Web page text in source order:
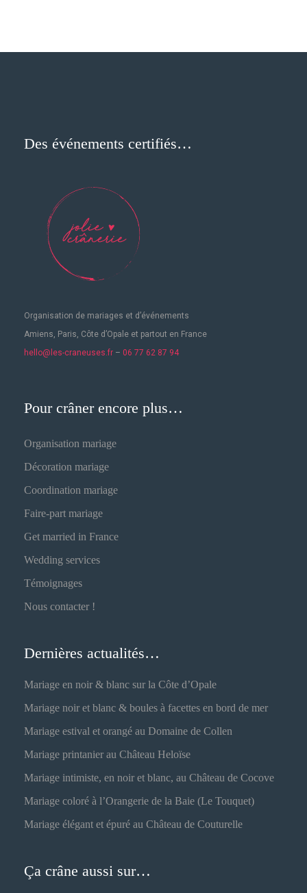
Des événements certifiés…
Organisation de mariages et d’événements
Amiens, Paris, Côte d’Opale et partout en France
hello@les-craneuses.fr – 06 77 62 87 94
Pour crâner encore plus…
Organisation mariage
Décoration mariage
Coordination mariage
Faire-part mariage
Get married in France
Wedding services
Témoignages
Nous contacter !
Dernières actualités…
Mariage en noir & blanc sur la Côte d’Opale
Mariage noir et blanc & boules à facettes en bord de mer
Mariage estival et orangé au Domaine de Collen
Mariage printanier au Château Heloïse
Mariage intimiste, en noir et blanc, au Château de Cocove
Mariage coloré à l’Orangerie de la Baie (Le Touquet)
Mariage élégant et épuré au Château de Couturelle
Ça crâne aussi sur…